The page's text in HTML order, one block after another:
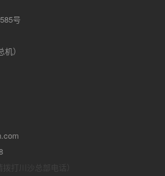
号
）